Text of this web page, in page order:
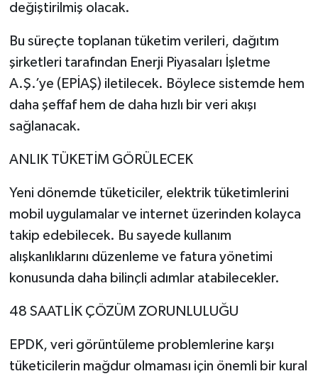
değiştirilmiş olacak.
Bu süreçte toplanan tüketim verileri, dağıtım
şirketleri tarafından Enerji Piyasaları İşletme
A.Ş.’ye (EPİAŞ) iletilecek. Böylece sistemde hem
daha şeffaf hem de daha hızlı bir veri akışı
sağlanacak.
ANLIK TÜKETİM GÖRÜLECEK
Yeni dönemde tüketiciler, elektrik tüketimlerini
mobil uygulamalar ve internet üzerinden kolayca
takip edebilecek. Bu sayede kullanım
alışkanlıklarını düzenleme ve fatura yönetimi
konusunda daha bilinçli adımlar atabilecekler.
48 SAATLİK ÇÖZÜM ZORUNLULUĞU
EPDK, veri görüntüleme problemlerine karşı
tüketicilerin mağdur olmaması için önemli bir kural